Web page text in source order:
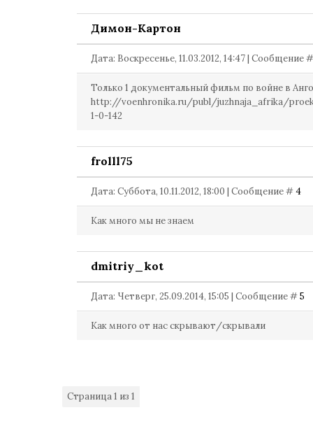
Димон-Картон
Дата: Воскресенье, 11.03.2012, 14:47 | Сообщение
Только 1 документальный фильм по войне в
http://voenhronika.ru/publ/juzhnaja_afrika/
1-0-142
frolll75
Дата: Суббота, 10.11.2012, 18:00 | Сообщение #4
Как много мы не знаем
dmitriy_kot
Дата: Четверг, 25.09.2014, 15:05 | Сообщение #5
Как много от нас скрывают/скрывали
Страница1 из 1